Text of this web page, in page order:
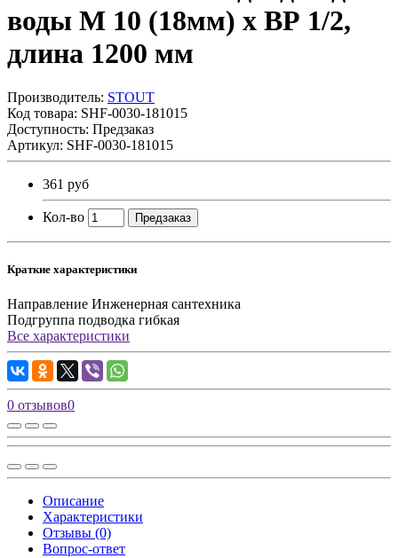
воды M 10 (18мм) х ВР 1/2,
длина 1200 мм
Производитель: STOUT
Код товара: SHF-0030-181015
Доступность: Предзаказ
Артикул: SHF-0030-181015
361 руб
Кол-во Предзаказ
Краткие характеристики
Направление Инженерная сантехника
Подгруппа подводка гибкая
Все характеристики
0 отзывов0
Описание
Характеристики
Отзывы (0)
Вопрос-ответ